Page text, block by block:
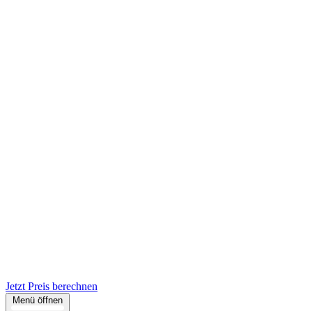
Jetzt Preis berechnen
Menü öffnen